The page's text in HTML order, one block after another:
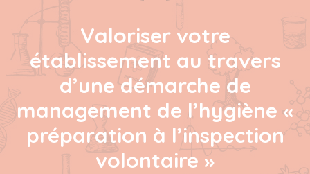
Valoriser votre
établissement au travers
d’une démarche de
management de l’hygiène «
préparation à l’inspection
volontaire »